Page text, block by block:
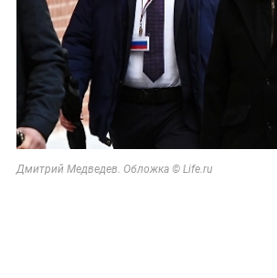
Дмитрий Медведев. Обложка © Life.ru